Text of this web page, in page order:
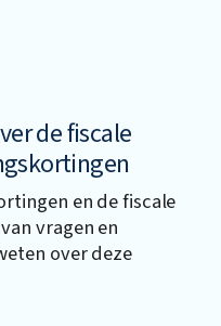
de fiscale
en de fiscale
vragen en
over deze